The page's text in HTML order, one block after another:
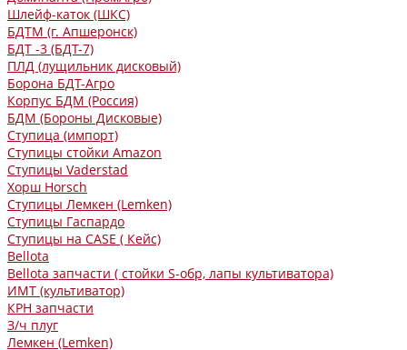
Шлейф-каток (ШКС)
БДТМ (г. Апшеронск)
БДТ -3 (БДТ-7)
ПЛД (лущильник дисковый)
Борона БДТ-Агро
Корпус БДМ (Россия)
БДМ (Бороны Дисковые)
Ступица (импорт)
Ступицы стойки Amazon
Ступицы Vaderstad
Хорш Horsch
Ступицы Лемкен (Lemken)
Ступицы Гаспардо
Ступицы на CASE ( Кейс)
Bellota
Bellota запчасти ( стойки S-обр, лапы культиватора)
ИМТ (культиватор)
КРН запчасти
З/ч плуг
Лемкен (Lemken)